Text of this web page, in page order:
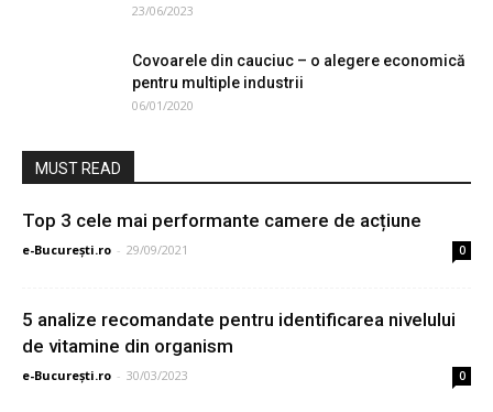
23/06/2023
Covoarele din cauciuc – o alegere economică
pentru multiple industrii
06/01/2020
MUST READ
Top 3 cele mai performante camere de acțiune
e-București.ro - 29/09/2021 0
5 analize recomandate pentru identificarea nivelului
de vitamine din organism
e-București.ro - 30/03/2023 0